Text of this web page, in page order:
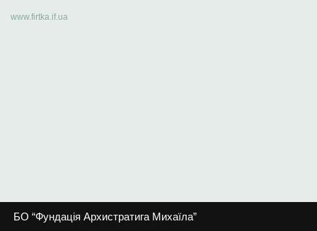
www.firtka.if.ua
БО “Фундація Архистратига Михаїла”